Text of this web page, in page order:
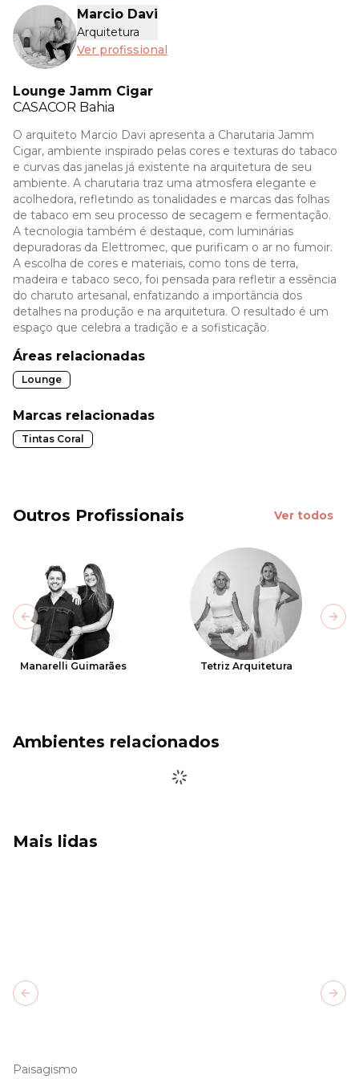
Marcio Davi
Arquitetura
Ver profissional
Lounge Jamm Cigar
CASACOR Bahia
O arquiteto Marcio Davi apresenta a Charutaria Jamm
Cigar, ambiente inspirado pelas cores e texturas do tabaco
e curvas das janelas já existente na arquitetura de seu
ambiente. A charutaria traz uma atmosfera elegante e
acolhedora, refletindo as tonalidades e marcas das folhas
de tabaco em seu processo de secagem e fermentação.
A tecnologia também é destaque, com luminárias
depuradoras da Elettromec, que purificam o ar no fumoir.
A escolha de cores e materiais, como tons de terra,
madeira e tabaco seco, foi pensada para refletir a essência
do charuto artesanal, enfatizando a importância dos
detalhes na produção e na arquitetura. O resultado é um
espaço que celebra a tradição e a sofisticação.
Áreas relacionadas
Lounge
Marcas relacionadas
Tintas Coral
Outros Profissionais Ver todos
Manarelli Guimarães Tetriz Arquitetura
Previous slide
Ambientes relacionados
Mais lidas
Paisagismo
Previous slide